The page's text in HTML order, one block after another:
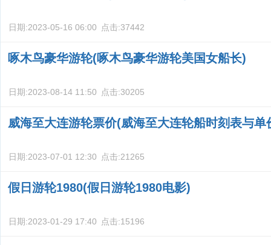
日期:2023-05-16 06:00 点击:37442
啄木鸟豪华游轮(啄木鸟豪华游轮美国女船长)
日期:2023-08-14 11:50 点击:30205
威海至大连游轮票价(威海至大连轮船时刻表与单
日期:2023-07-01 12:30 点击:21265
假日游轮1980(假日游轮1980电影)
日期:2023-01-29 17:40 点击:15196